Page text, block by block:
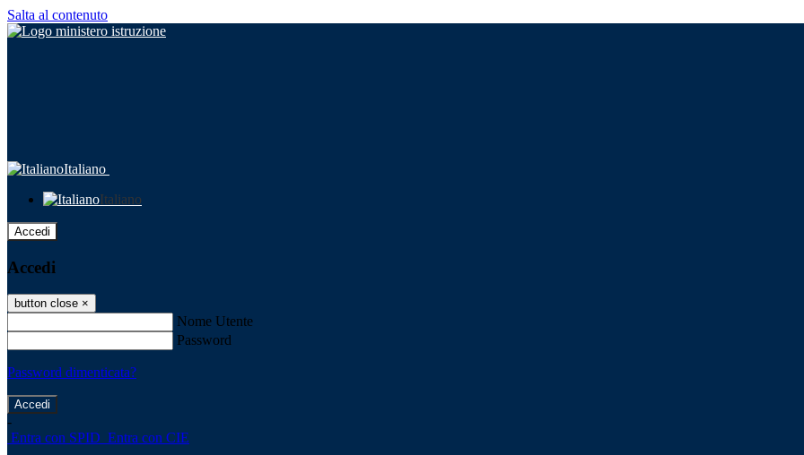
Salta al contenuto
Italiano
Italiano
Accedi
Accedi
button close ×
Nome Utente
Password
Password dimenticata?
-
Entra con SPID Entra con CIE